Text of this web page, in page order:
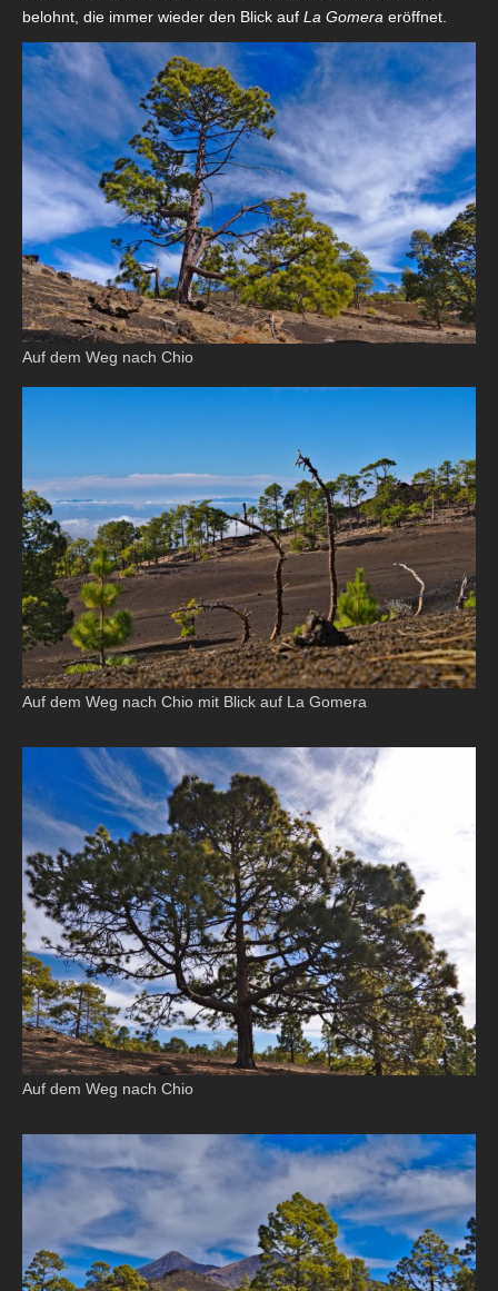
belohnt, die immer wieder den Blick auf La Gomera eröffnet.
Auf dem Weg nach Chio
Auf dem Weg nach Chio mit Blick auf La Gomera
Auf dem Weg nach Chio